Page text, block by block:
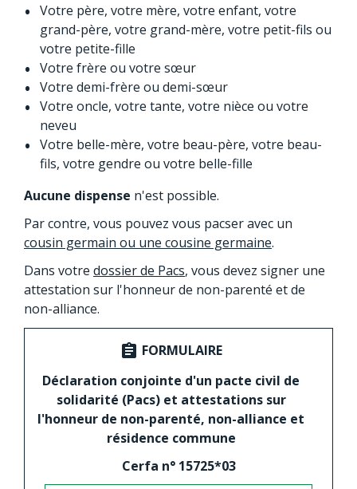
Votre père, votre mère, votre enfant, votre
grand-père, votre grand-mère, votre petit-fils ou
votre petite-fille
Votre frère ou votre sœur
Votre demi-frère ou demi-sœur
Votre oncle, votre tante, votre nièce ou votre
neveu
Votre belle-mère, votre beau-père, votre beau-
fils, votre gendre ou votre belle-fille
Aucune dispense n'est possible.
Par contre, vous pouvez vous pacser avec un
cousin germain ou une cousine germaine.
Dans votre dossier de Pacs, vous devez signer une
attestation sur l'honneur de non-parenté et de
non-alliance.
assignment FORMULAIRE
Déclaration conjointe d'un pacte civil de
solidarité (Pacs) et attestations sur
l'honneur de non-parenté, non-alliance et
résidence commune
Cerfa n° 15725*03